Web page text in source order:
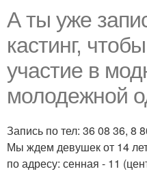
А ты уже
кастинг,
участие в
молодежной
Запись по тел: 36 08 36, 8
Мы ждем девушек от 14
по адресу: сенная - 11